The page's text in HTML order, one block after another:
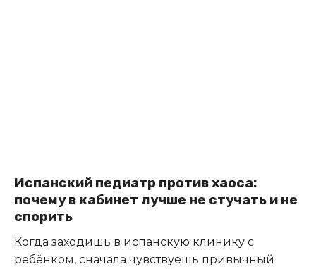
Испанский педиатр против хаоса:
почему в кабинет лучше не стучать и не
спорить
Когда заходишь в испанскую клинику с
ребёнком, сначала чувствуешь привычный